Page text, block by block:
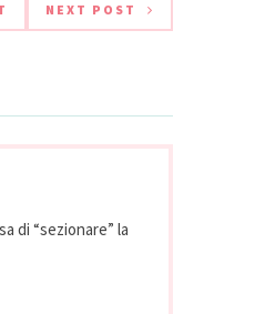
NEXT POST
di “sezionare” la